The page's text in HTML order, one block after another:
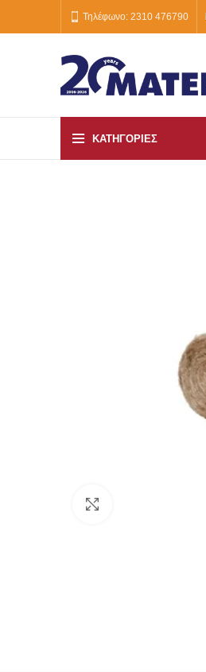
Τηλέφωνο: 2310 476790
ΚΑΤΗΓΟΡΙΕΣ